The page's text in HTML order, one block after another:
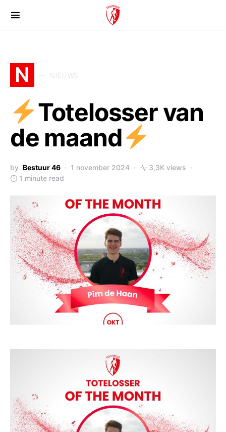
N NIEUWS
Totelosser van
de maand
by Bestuur 46 1 november 2024
3,3K views
1 minute read